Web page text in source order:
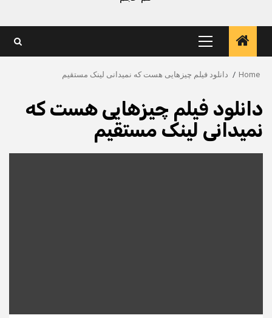
Primary
Menu
Home دانلود فیلم چیزهایی هست که نمیدانی لینک مستقیم
دانلود فیلم چیزهایی هست که
نمیدانی لینک مستقیم